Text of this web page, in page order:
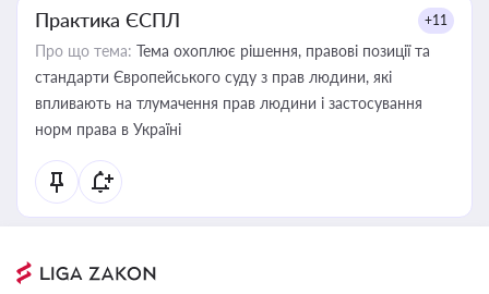
Практика ЄСПЛ +11
Про що тема: Тема охоплює рішення, правові позиції та
стандарти Європейського суду з прав людини, які
впливають на тлумачення прав людини і застосування
норм права в Україні